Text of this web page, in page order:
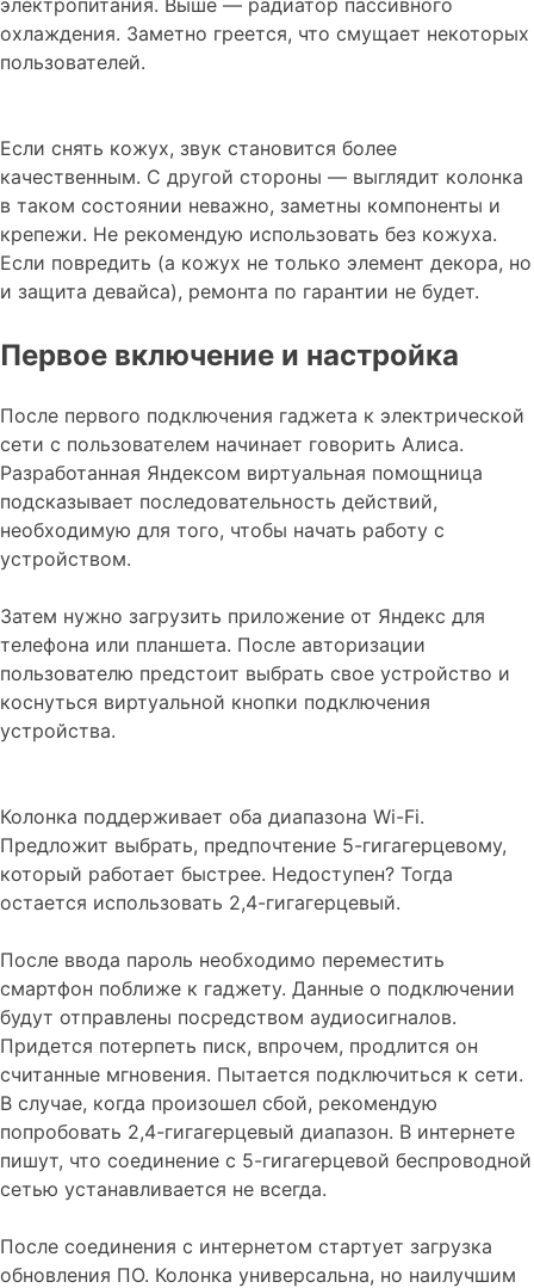
электропитания. Выше — радиатор пассивного
охлаждения. Заметно греется, что смущает некоторых
пользователей.
Если снять кожух, звук становится более
качественным. С другой стороны — выглядит колонка
в таком состоянии неважно, заметны компоненты и
крепежи. Не рекомендую использовать без кожуха.
Если повредить (а кожух не только элемент декора, но
и защита девайса), ремонта по гарантии не будет.
Первое включение и настройка
После первого подключения гаджета к электрической
сети с пользователем начинает говорить Алиса.
Разработанная Яндексом виртуальная помощница
подсказывает последовательность действий,
необходимую для того, чтобы начать работу с
устройством.
Затем нужно загрузить приложение от Яндекс для
телефона или планшета. После авторизации
пользователю предстоит выбрать свое устройство и
коснуться виртуальной кнопки подключения
устройства.
Колонка поддерживает оба диапазона Wi-Fi.
Предложит выбрать, предпочтение 5-гигагерцевому,
который работает быстрее. Недоступен? Тогда
остается использовать 2,4-гигагерцевый.
После ввода пароль необходимо переместить
смартфон поближе к гаджету. Данные о подключении
будут отправлены посредством аудиосигналов.
Придется потерпеть писк, впрочем, продлится он
считанные мгновения. Пытается подключиться к сети.
В случае, когда произошел сбой, рекомендую
попробовать 2,4-гигагерцевый диапазон. В интернете
пишут, что соединение с 5-гигагерцевой беспроводной
сетью устанавливается не всегда.
После соединения с интернетом стартует загрузка
обновления ПО. Колонка универсальна, но наилучшим